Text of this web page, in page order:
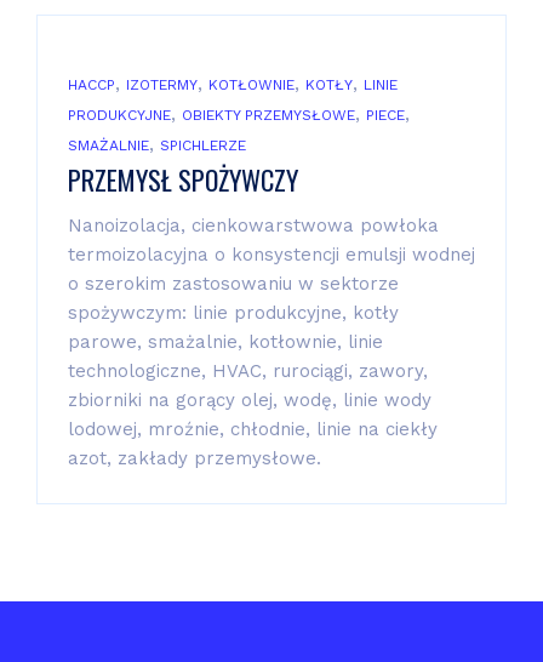
HACCP, IZOTERMY, KOTŁOWNIE, KOTŁY, LINIE
PRODUKCYJNE, OBIEKTY PRZEMYSŁOWE, PIECE,
SMAŻALNIE, SPICHLERZE
PRZEMYSŁ SPOŻYWCZY
Nanoizolacja, cienkowarstwowa powłoka
termoizolacyjna o konsystencji emulsji wodnej
o szerokim zastosowaniu w sektorze
spożywczym: linie produkcyjne, kotły
parowe, smażalnie, kotłownie, linie
technologiczne, HVAC, rurociągi, zawory,
zbiorniki na gorący olej, wodę, linie wody
lodowej, mroźnie, chłodnie, linie na ciekły
azot, zakłady przemysłowe.